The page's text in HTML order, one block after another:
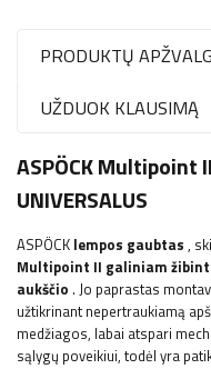
PRODUKTŲ
UŽDUOK KLAUSIMĄ
ASPÖCK Multipoint
UNIVERSALUS
ASPÖCK lempos gaubtas ,
Multipoint II galiniam
aukščio . Jo paprastas
užtikrinant nepertraukiamą
medžiagos, labai atspari
sąlygų poveikiui, todėl yra